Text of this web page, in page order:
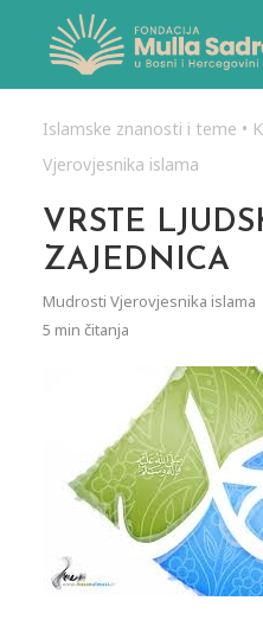
Islamske znanosti i teme •
Vjerovjesnika islama
VRSTE
ZAJEDNICA
Mudrosti Vjerovjesnika islama
5 min čitanja